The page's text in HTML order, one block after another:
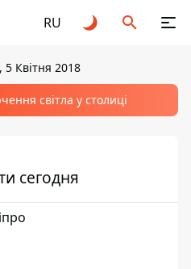
RU
5 Квітня 2018
світла у столиці
сегодня